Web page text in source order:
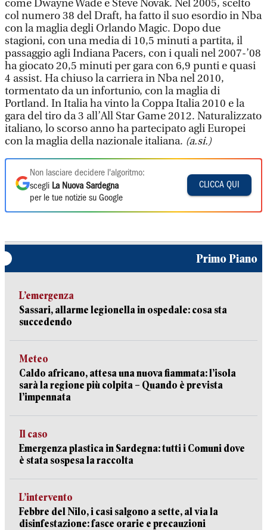
come Dwayne Wade e Steve Novak. Nel 2005, scelto
col numero 38 del Draft, ha fatto il suo esordio in Nba
con la maglia degli Orlando Magic. Dopo due
stagioni, con una media di 10,5 minuti a partita, il
passaggio agli Indiana Pacers, con i quali nel 2007-’08
ha giocato 20,5 minuti per gara con 6,9 punti e quasi
4 assist. Ha chiuso la carriera in Nba nel 2010,
tormentato da un infortunio, con la maglia di
Portland. In Italia ha vinto la Coppa Italia 2010 e la
gara del tiro da 3 all’All Star Game 2012. Naturalizzato
italiano, lo scorso anno ha partecipato agli Europei
con la maglia della nazionale italiana. (a.si.)
Non lasciare decidere l'algoritmo:
scegli La Nuova Sardegna
per le tue notizie su Google
CLICCA QUI
Primo Piano
L’emergenza
Sassari, allarme legionella in ospedale: cosa sta
succedendo
Meteo
Caldo africano, attesa una nuova fiammata: l’isola
sarà la regione più colpita – Quando è prevista
l’impennata
Il caso
Emergenza plastica in Sardegna: tutti i Comuni dove
è stata sospesa la raccolta
L’intervento
Febbre del Nilo, i casi salgono a sette, al via la
disinfestazione: fasce orarie e precauzioni